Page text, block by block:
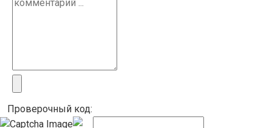
Проверочный код: